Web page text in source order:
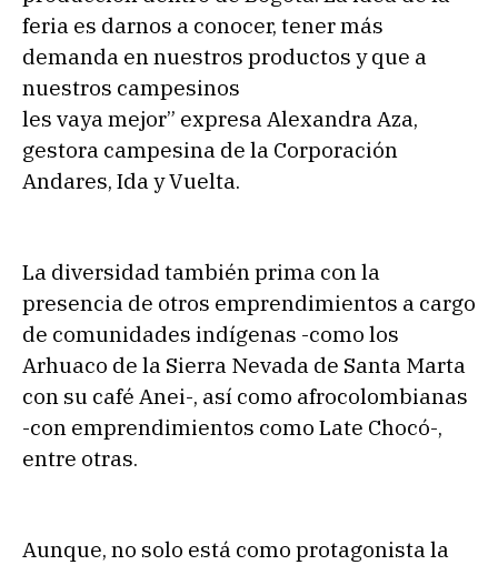
feria es darnos a conocer, tener más
demanda en nuestros productos y que a
nuestros campesinos
les vaya mejor” expresa Alexandra Aza,
gestora campesina de la Corporación
Andares, Ida y Vuelta.
La diversidad también prima con la
presencia de otros emprendimientos a cargo
de comunidades indígenas -como los
Arhuaco de la Sierra Nevada de Santa Marta
con su café Anei-, así como afrocolombianas
-con emprendimientos como Late Chocó-,
entre otras.
Aunque, no solo está como protagonista la